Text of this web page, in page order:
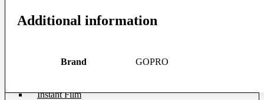
Step-Up/Down Rings & Adapter Rings
Special Effect Filter
Instant Film
Additional information
Brand GOPRO